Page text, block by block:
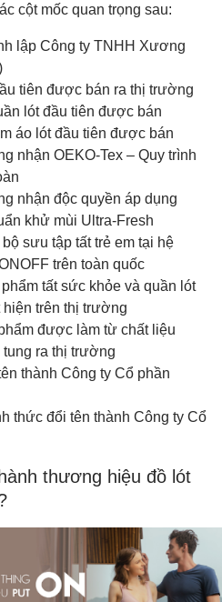
cột mốc quan trọng sau:
lập Công ty TNHH Xương
tiên được bán ra thị trường
lót đầu tiên được bán
áo lót đầu tiên được bán
nhận OEKO-Tex – Quy trình
nhận độc quyền áp dụng
khử mùi Ultra-Fresh
sưu tập tất trẻ em tại hệ
trên toàn quốc
tất sức khỏe và quần lót
hiện trên thị trường
được làm từ chất liệu
ra thị trường
thành Công ty Cổ phần
thức đổi tên thành Công ty Cổ
thương hiệu đồ lót